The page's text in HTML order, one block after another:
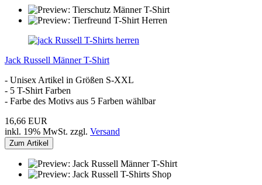
Jack Russell Männer T-Shirt
- Unisex Artikel in Größen S-XXL
- 5 T-Shirt Farben
- Farbe des Motivs aus 5 Farben wählbar
16,66 EUR
inkl. 19% MwSt. zzgl. Versand
Zum Artikel